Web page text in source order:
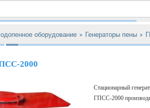
оборудование Генераторы пены
2000
Cтационарный
ГПСС-2000